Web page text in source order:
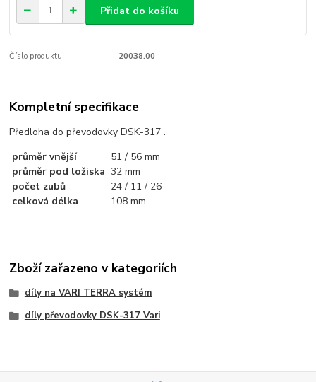
Přidat do košíku
Číslo produktu: 20038.00
Kompletní specifikace
Předloha do převodovky DSK-317 .
průměr vnější
51 / 56 mm
průměr pod ložiska 32 mm
počet zubů
24 / 11 / 26
celková délka
108 mm
Zboží zařazeno v kategoriích
díly na VARI TERRA systém
díly převodovky DSK-317 Vari